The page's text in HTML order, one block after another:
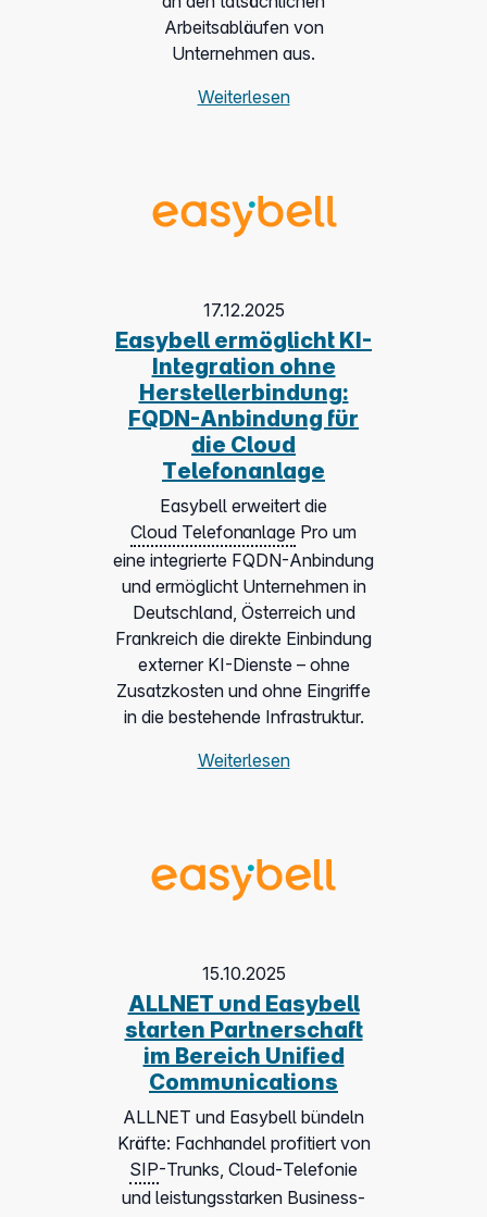
Arbeitsabläufen von
Unternehmen aus.
Weiterlesen
17.12.2025
Easybell ermöglicht KI-
Integration ohne
Herstellerbindung:
FQDN-Anbindung für
die Cloud
Telefonanlage
Easybell erweitert die
Cloud Telefonanlage Pro um
eine integrierte FQDN-Anbindung
und ermöglicht Unternehmen in
Deutschland, Österreich und
Frankreich die direkte Einbindung
externer KI-Dienste – ohne
Zusatzkosten und ohne Eingriffe
in die bestehende Infrastruktur.
Weiterlesen
15.10.2025
ALLNET und Easybell
starten Partnerschaft
im Bereich Unified
Communications
ALLNET und Easybell bündeln
Kräfte: Fachhandel profitiert von
SIP-Trunks, Cloud-Telefonie
und leistungsstarken Business-